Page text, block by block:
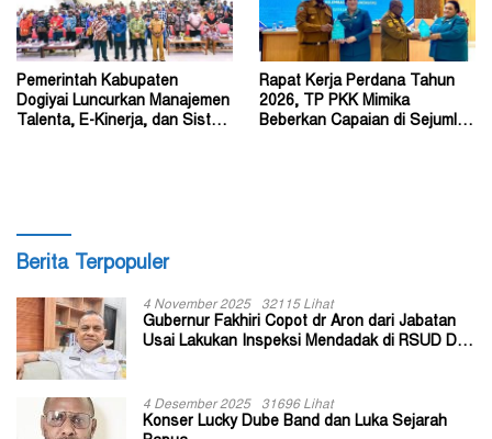
Pemerintah Kabupaten
Dogiyai Luncurkan Manajemen
Talenta, E-Kinerja, dan Sistem
Rapat Kerja Perdana Tahun
2026, TP PKK Mimika
Beberkan Capaian di Sejumlah
Berita Terpopuler
4 November 2025 32115 Lihat
Gubernur Fakhiri Copot dr Aron dari Jabatan
Usai Lakukan Inspeksi Mendadak di RSUD Dok
4 Desember 2025 31696 Lihat
Konser Lucky Dube Band dan Luka Sejarah